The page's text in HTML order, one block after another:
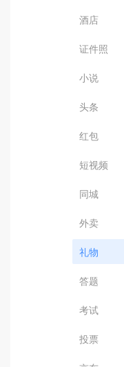
酒店
证件照
小说
头条
红包
短视频
同城
外卖
礼物
答题
考试
投票